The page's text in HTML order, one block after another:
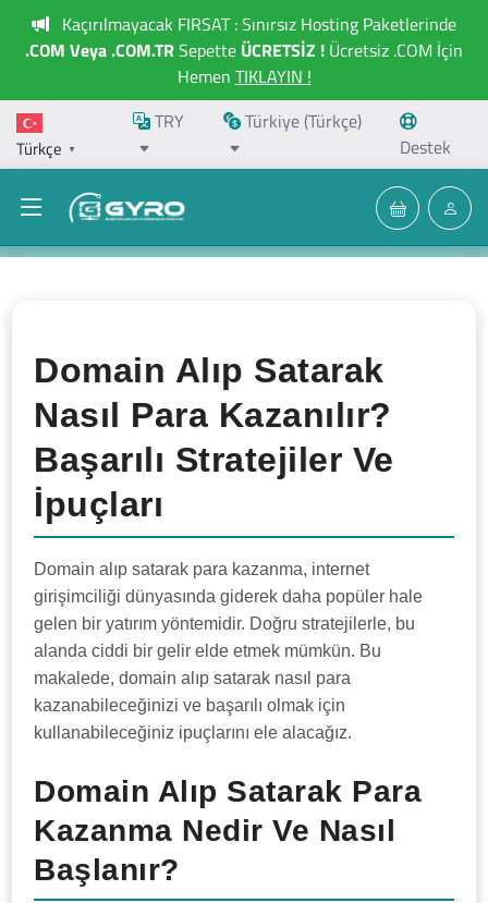
Kaçırılmayacak FIRSAT : Sınırsız Hosting Paketlerinde
.COM Veya .COM.TRSepette ÜCRETSİZ ! Ücretsiz .COM İçin
Hemen TIKLAYIN !
Türkçe ▼
TRY
Türkiye (Türkçe)
Destek
Domain Alıp Satarak
Nasıl Para Kazanılır?
Başarılı Stratejiler Ve
İpuçları
Domain alıp satarak para kazanma, internet
girişimciliği dünyasında giderek daha popüler hale
gelen bir yatırım yöntemidir. Doğru stratejilerle, bu
alanda ciddi bir gelir elde etmek mümkün. Bu
makalede, domain alıp satarak nasıl para
kazanabileceğinizi ve başarılı olmak için
kullanabileceğiniz ipuçlarını ele alacağız.
Domain Alıp Satarak Para
Kazanma Nedir Ve Nasıl
Başlanır?